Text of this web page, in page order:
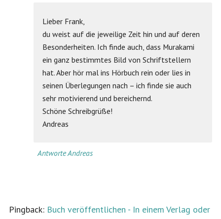
Lieber Frank,
du weist auf die jeweilige Zeit hin und auf deren
Besonderheiten. Ich finde auch, dass Murakami
ein ganz bestimmtes Bild von Schriftstellern
hat. Aber hör mal ins Hörbuch rein oder lies in
seinen Überlegungen nach – ich finde sie auch
sehr motivierend und bereichernd.
Schöne Schreibgrüße!
Andreas
Antworte Andreas
Pingback: Buch veröffentlichen - In einem Verlag oder